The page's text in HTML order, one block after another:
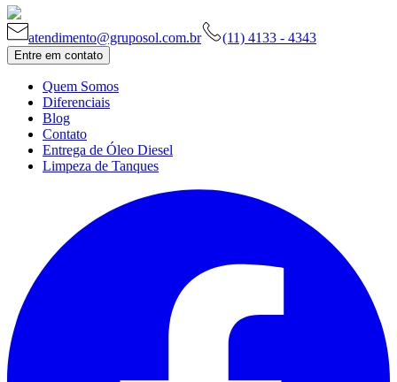
atendimento@gruposol.com.br (11) 4133 - 4343
Entre em contato
Quem Somos
Diferenciais
Blog
Contato
Entrega de Óleo Diesel
Limpeza de Tanques